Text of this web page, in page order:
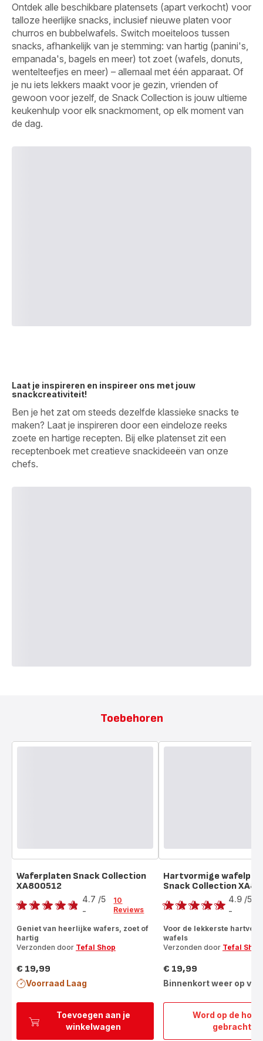
Ontdek alle beschikbare platensets (apart verkocht) voor
talloze heerlijke snacks, inclusief nieuwe platen voor
churros en bubbelwafels. Switch moeiteloos tussen
snacks, afhankelijk van je stemming: van hartig (panini's,
empanada's, bagels en meer) tot zoet (wafels, donuts,
wentelteefjes en meer) – allemaal met één apparaat. Of
je nu iets lekkers maakt voor je gezin, vrienden of
gewoon voor jezelf, de Snack Collection is jouw ultieme
keukenhulp voor elk snackmoment, op elk moment van
de dag.
Laat je inspireren en inspireer ons met jouw
snackcreativiteit!
Ben je het zat om steeds dezelfde klassieke snacks te
maken? Laat je inspireren door een eindeloze reeks
zoete en hartige recepten. Bij elke platenset zit een
receptenboek met creatieve snackideeën van onze
chefs.
Toebehoren
Toevoegen aan je
winkelwagen
Waferplaten Snack Collection
XA800512
Score
4.7 /5
-
10
Reviews
Geniet van heerlijke wafers, zoet of
hartig
Verzonden door Tefal Shop
Prijs
€ 19,99
Voorraad Laag
Word op de
gebracht
Hartvormige
Snack Collection
Score
4.9 /5
-
Voor de lekkerste
wafels
Verzonden door Tefal Shop
Prijs
€ 19,99
Binnenkort weer op